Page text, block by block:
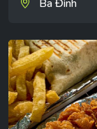
Ba Đình